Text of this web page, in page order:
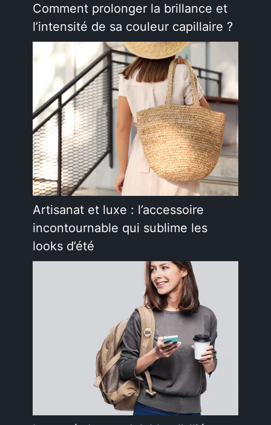
Comment prolonger la brillance et
l’intensité de sa couleur capillaire ?
Artisanat et luxe : l’accessoire
incontournable qui sublime les
looks d’été